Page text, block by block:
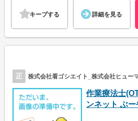
キープする 詳細を見る
正 株式会社看ゴシエイト_株式会社ヒュー
作業療法士
ンネット ぶ